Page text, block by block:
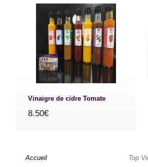
Vinaigre de cidre Tomate
8.50€
Accueil
Top